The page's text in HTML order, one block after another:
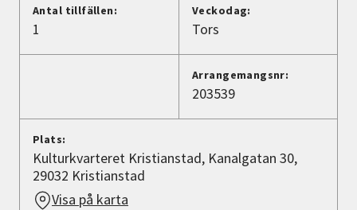
Antal tillfällen:
1
Veckodag:
Tors
Arrangemangsnr:
203539
Plats:
Kulturkvarteret Kristianstad, Kanalgatan 30,
29032 Kristianstad
Visa på karta